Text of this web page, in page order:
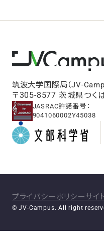
筑波大学国際局（JV-
〒305-8577 茨城県つく
JASRAC許諾番号：
9041060002Y45038
プライバシーポリシーサイ
© JV-Campus. All right